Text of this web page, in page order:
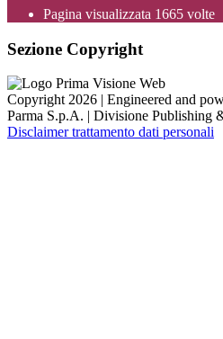
Pagina visualizzata 1665 volte
Sezione Copyright
Copyright 2026 | Engineered and
Parma S.p.A. | Divisione Publishing
Disclaimer trattamento dati personali